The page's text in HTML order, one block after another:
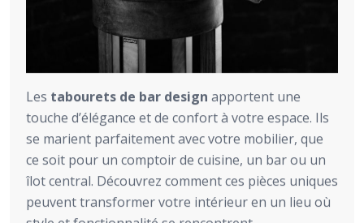
Les tabourets de bar design apportent une
touche d’élégance et de confort à votre espace. Ils
se marient parfaitement avec votre mobilier, que
ce soit pour un comptoir de cuisine, un bar ou un
îlot central. Découvrez comment ces pièces uniques
peuvent transformer votre intérieur en un lieu où